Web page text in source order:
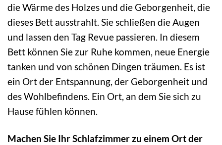
die Wärme des Holzes und die Geborgenheit, die
dieses Bett ausstrahlt. Sie schließen die Augen
und lassen den Tag Revue passieren. In diesem
Bett können Sie zur Ruhe kommen, neue Energie
tanken und von schönen Dingen träumen. Es ist
ein Ort der Entspannung, der Geborgenheit und
des Wohlbefindens. Ein Ort, an dem Sie sich zu
Hause fühlen können.
Machen Sie Ihr Schlafzimmer zu einem Ort der